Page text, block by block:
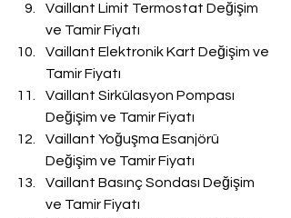
Vaillant Limit Termostat Değişim
ve Tamir Fiyatı
Vaillant Elektronik Kart Değişim ve
Tamir Fiyatı
Vaillant Sirkülasyon Pompası
Değişim ve Tamir Fiyatı
Vaillant Yoğuşma Esanjörü
Değişim ve Tamir Fiyatı
Vaillant Basınç Sondası Değişim
ve Tamir Fiyatı